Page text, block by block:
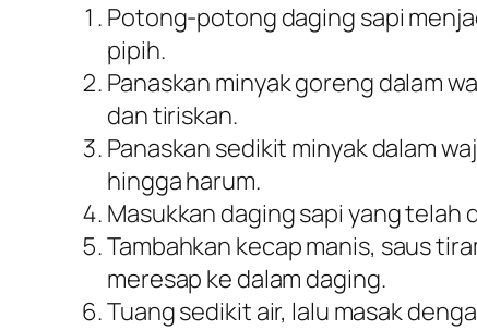
Potong-potong daging sapi
pipih.
Panaskan minyak goreng dalam
dan tiriskan.
Panaskan sedikit minyak dalam
hingga harum.
Masukkan daging sapi yang telah
Tambahkan kecap manis, saus
meresap ke dalam daging.
Tuang sedikit air, lalu masak